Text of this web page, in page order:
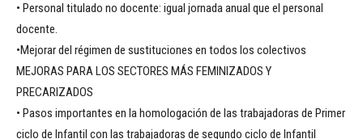
• Personal titulado no docente: igual jornada anual que el personal
docente.
•Mejorar del régimen de sustituciones en todos los colectivos
MEJORAS PARA LOS SECTORES MÁS FEMINIZADOS Y
PRECARIZADOS
• Pasos importantes en la homologación de las trabajadoras de Primer
ciclo de Infantil con las trabajadoras de segundo ciclo de Infantil